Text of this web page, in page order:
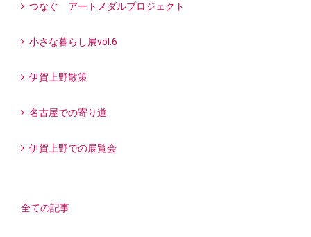
つなぐ アートメダルプロジェクト
小さな暮らし展vol.6
伊賀上野散策
名古屋での寄り道
伊賀上野での展覧会
全ての記事